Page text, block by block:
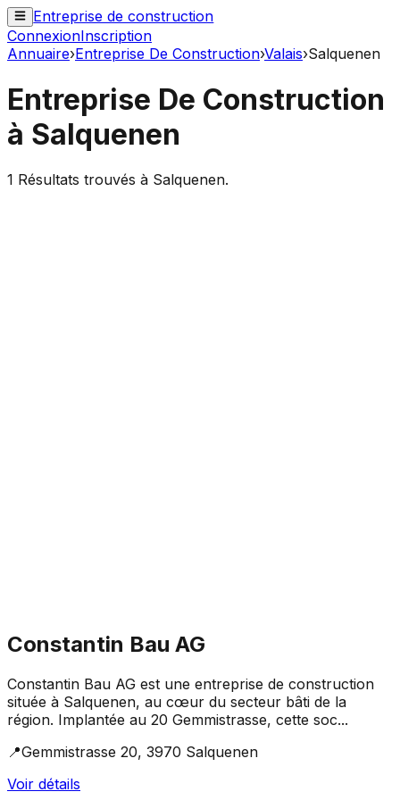
Entreprise de construction
ConnexionInscription
Annuaire›Entreprise De Construction›Valais›Salquenen
Entreprise De Construction
à Salquenen
1 Résultats trouvés à Salquenen.
Constantin Bau AG
Constantin Bau AG est une entreprise de construction
située à Salquenen, au cœur du secteur bâti de la
région. Implantée au 20 Gemmistrasse, cette soc...
📍Gemmistrasse 20, 3970 Salquenen
Voir détails